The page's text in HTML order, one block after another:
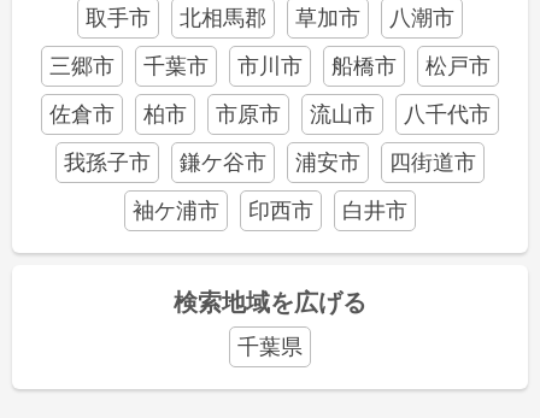
取手市 北相馬郡 草加市
八潮市
三郷市
千葉市 市川市 船橋市
松戸市
佐倉市
柏市 市原市 流山市
八千代市
我孫子市
鎌ケ谷市 浦安市
四街道市
袖ケ浦市
印西市 白井市
検索地域を広げる
千葉県